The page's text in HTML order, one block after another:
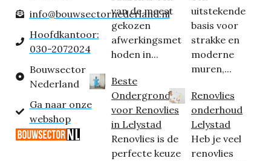
info@bouwsectornederland.nl
Hoofdkantoor:
030-2072024
Bouwsector
Nederland
Ga naar onze
webshop
van de meest
gekozen
afwerkingsmet
hoden in...
Beste
Ondergrond
voor Renovlies
in Lelystad
Renovlies is de
perfecte keuze
uitstekende
basis voor
strakke en
moderne
muren,...
Renovlies
onderhoud
Lelystad
Heb je veel
renovlies